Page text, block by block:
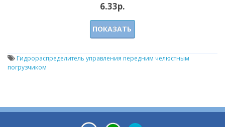
6.33р.
ПОКАЗАТЬ
Гидрораспределитель управления передним челюстным
погрузчиком